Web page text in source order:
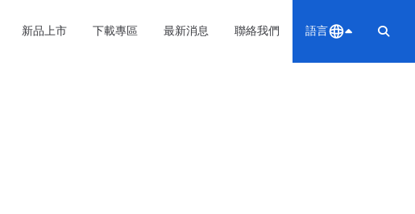
新品上市 下載專區 最新消息 聯絡我們 語言